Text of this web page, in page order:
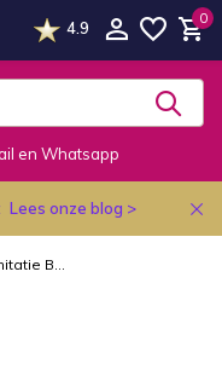
4.9
0
en Whatsapp
Lees onze blog >
B...